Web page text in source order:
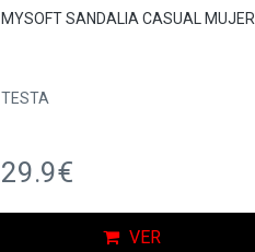
MYSOFT SANDALIA CASUAL MUJER
TESTA
29.9€
VER